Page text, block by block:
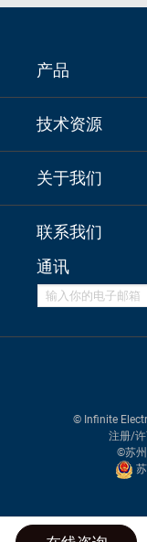
产品
技术资源
关于我们
联系我们
通讯
© Infinite
注册/
©苏